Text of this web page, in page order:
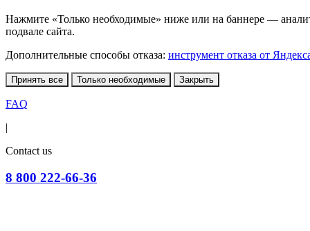
Нажмите «Только необходимые» ниже или на баннере —
подвале сайта.
Дополнительные способы отказа: инструмент отказа от
Принять все Только необходимые Закрыть
FAQ
|
Contact us
8 800 222-66-36